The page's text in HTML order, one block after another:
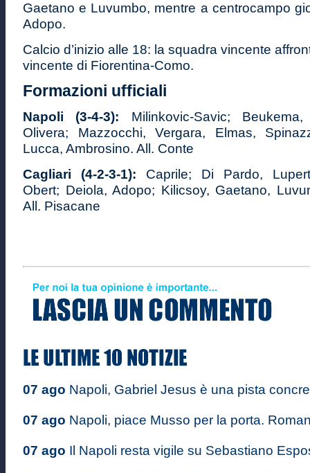
Gaetano e Luvumbo, mentre a centrocampo
Adopo.
Calcio d’inizio alle 18: la squadra vincente
vincente di Fiorentina-Como.
Formazioni ufficiali
Napoli (3-4-3): Milinkovic-Savic;
Olivera; Mazzocchi, Vergara, Elmas,
Lucca, Ambrosino. All. Conte
Cagliari (4-2-3-1): Caprile; Di Pardo,
Obert; Deiola, Adopo; Kilicsoy, Gaetano,
All. Pisacane
07 ago Napoli, Gabriel Jesus è una pista
07 ago Napoli, piace Musso per la porta.
07 ago Il Napoli resta vigile su Sebastiano